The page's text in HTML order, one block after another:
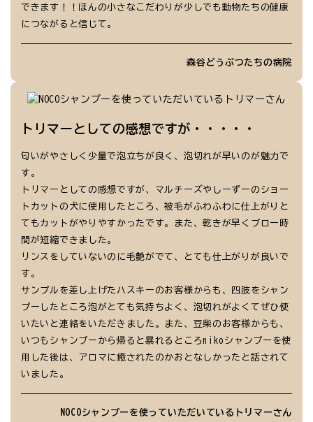
できます！！ほんの小さなこだわりが少しでも動物たちの健康
につながると信じて。
森谷どうぶつたちの病院
トリマーとしての感想ですが・・・・・
匂いがやさしく少量で泡立ちが良く、泡切れが早いのが魅力で
す。
トリマーとしての感想ですが、マルチーズやしーずーのショー
トカットの犬に使用したところ、被毛がふわふわに仕上がりと
てもカットがやりやすかったです。また、乾きが早くブロー時
間が短縮できました。
リンスをしていないのに毛艶がでて、とても仕上がりが良いで
す。
サンプルを差し上げたハスキーのお客様からも、四肢をシャン
プーしたところ泡がとても気持ちよく、泡切れがよくてぜひ使
いたいと連絡をいただきました。また、豆柴のお客様からも、
いつもシャンプーから帰ると暴れるところnikoシャンプーを使
用した後は、アロマに癒されたのかおとなしかったと話されて
いました。
NOCOシャンプーを使っていただいているトリマーさん